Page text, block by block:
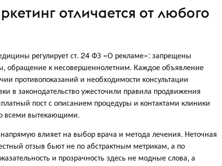
отличается от любого
регулирует ст. 24 ФЗ «О рекламе»: запрещены
обращение к несовершеннолетним. Каждое объявление
противопоказаний и необходимости консультации
в законодательство ужесточили правила продвижения
пост с описанием процедуры и контактами клиники
всеми вытекающими.
влияет на выбор врача и метода лечения. Неточная
отзыв бьют не по абстрактным метрикам, а по
и прозрачность здесь не модные слова, а